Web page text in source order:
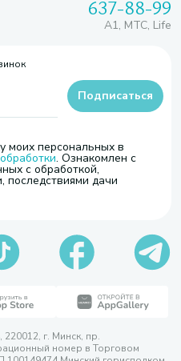
637-88-99
A1, МТС, Life
моих персональных в
. Ознакомлен с
с обработкой,
последствиями дачи
Подписаться
г. Минск, пр.
номер в Торговом